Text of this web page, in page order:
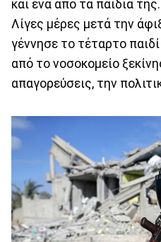
και ένα από τα παιδιά της.
Λίγες μέρες μετά την
γέννησε το τέταρτο
από το νοσοκομείο
απαγορεύσεις, την